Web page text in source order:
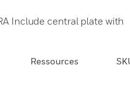
Include central plate with
Ressources